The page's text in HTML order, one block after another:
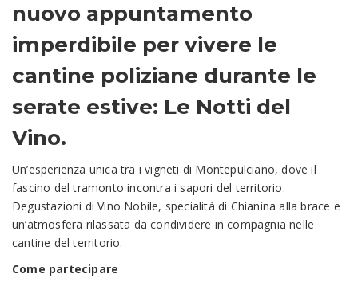
nuovo appuntamento
imperdibile per vivere le
cantine poliziane durante le
serate estive: Le Notti del
Vino.
Un’esperienza unica tra i vigneti di Montepulciano, dove il
fascino del tramonto incontra i sapori del territorio.
Degustazioni di Vino Nobile, specialità di Chianina alla brace e
un’atmosfera rilassata da condividere in compagnia nelle
cantine del territorio.
Come partecipare